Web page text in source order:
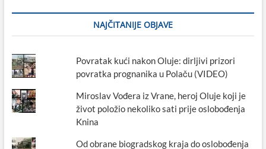
NAJČITANIJE OBJAVE
Povratak kući nakon Oluje: dirljivi prizori
povratka prognanika u Polaču (VIDEO)
Miroslav Vođera iz Vrane, heroj Oluje koji je
život položio nekoliko sati prije oslobođenja
Knina
Od obrane biogradskog kraja do oslobođenja